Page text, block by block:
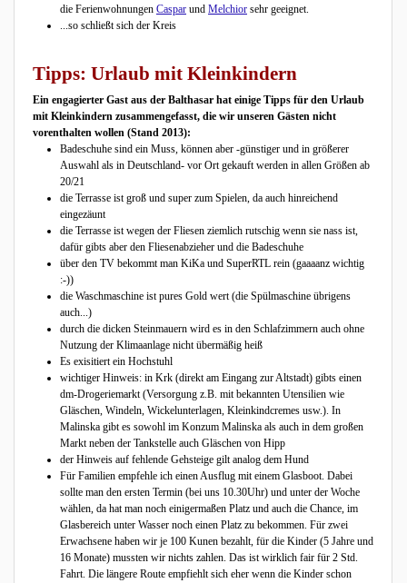
die Ferienwohnungen Caspar und Melchior sehr geeignet.
...so schließt sich der Kreis
Tipps: Urlaub mit Kleinkindern
Ein engagierter Gast aus der Balthasar hat einige Tipps für den Urlaub
mit Kleinkindern zusammengefasst, die wir unseren Gästen nicht
vorenthalten wollen (Stand 2013):
Badeschuhe sind ein Muss, können aber -günstiger und in größerer
Auswahl als in Deutschland- vor Ort gekauft werden in allen Größen ab
20/21
die Terrasse ist groß und super zum Spielen, da auch hinreichend
eingezäunt
die Terrasse ist wegen der Fliesen ziemlich rutschig wenn sie nass ist,
dafür gibts aber den Fliesenabzieher und die Badeschuhe
über den TV bekommt man KiKa und SuperRTL rein (gaaaanz wichtig
:-))
die Waschmaschine ist pures Gold wert (die Spülmaschine übrigens
auch...)
durch die dicken Steinmauern wird es in den Schlafzimmern auch ohne
Nutzung der Klimaanlage nicht übermäßig heiß
Es exisitiert ein Hochstuhl
wichtiger Hinweis: in Krk (direkt am Eingang zur Altstadt) gibts einen
dm-Drogeriemarkt (Versorgung z.B. mit bekannten Utensilien wie
Gläschen, Windeln, Wickelunterlagen, Kleinkindcremes usw.). In
Malinska gibt es sowohl im Konzum Malinska als auch in dem großen
Markt neben der Tankstelle auch Gläschen von Hipp
der Hinweis auf fehlende Gehsteige gilt analog dem Hund
Für Familien empfehle ich einen Ausflug mit einem Glasboot. Dabei
sollte man den ersten Termin (bei uns 10.30Uhr) und unter der Woche
wählen, da hat man noch einigermaßen Platz und auch die Chance, im
Glasbereich unter Wasser noch einen Platz zu bekommen. Für zwei
Erwachsene haben wir je 100 Kunen bezahlt, für die Kinder (5 Jahre und
16 Monate) mussten wir nichts zahlen. Das ist wirklich fair für 2 Std.
Fahrt. Die längere Route empfiehlt sich eher wenn die Kinder schon